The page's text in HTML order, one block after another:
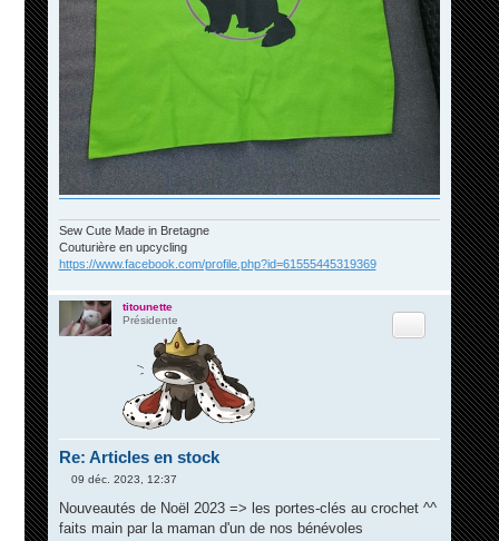
Sew Cute Made in Bretagne
Couturière en upcycling
https://www.facebook.com/profile.php?id=61555445319369
titounette
Présidente
Re: Articles en stock
s
s
09 déc. 2023, 12:37
Nouveautés de Noël 2023 => les portes-clés au crochet ^^
faits main par la maman d'un de nos bénévoles